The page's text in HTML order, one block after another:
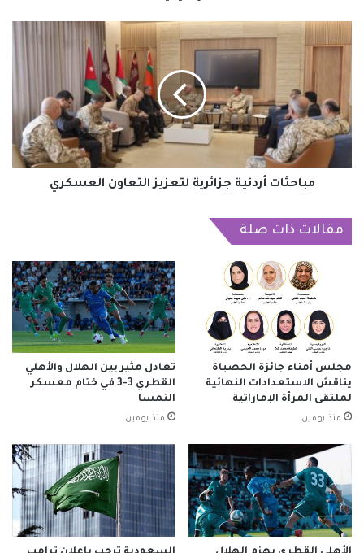
مباحثات
أردنية
التعاون
العسكري
مباحثات أردنية جزائرية لتعزيز التعاون العسكري
مقالات ذات صلة
مجلس أمناء جائزة الحصباة
يناقش الاستعدادات النهائية
لملتقى المرأة الإماراتية
منذ يومين
تعادل مثير بين الهلال والأهلي
القطري 3-3 في ختام معسكر
النمسا
منذ يومين